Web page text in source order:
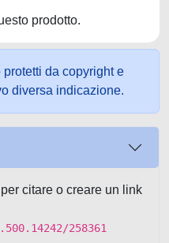
prodotto.
protetti da copyright e
diversa indicazione.
citare o creare un link
258361